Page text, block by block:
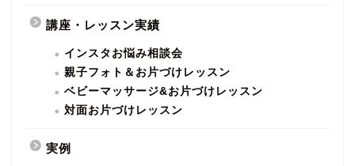
講座・レッスン実績
インスタお悩み相談会
親子フォト＆お片づけレッスン
ベビーマッサージ&お片づけレッスン
対面お片づけレッスン
実例